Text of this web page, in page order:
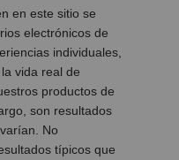
en este sitio se
electrónicos de
individuales,
vida real de
productos de
son resultados
No
típicos que